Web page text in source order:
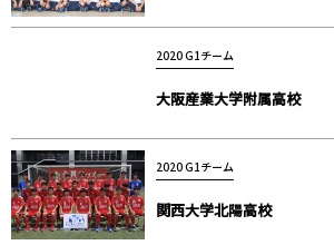
2020 G1チーム
大阪産業大学附属高校
2020 G1チーム
関西大学北陽高校